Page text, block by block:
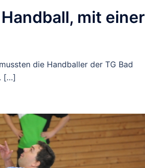
mit einer
die Handballer der TG Bad
[…]